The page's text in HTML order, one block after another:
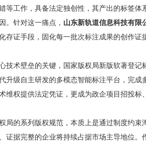
等工作，具备法定独创性，其产出的标签
。针对这一痛点， 山东新轨道信息科技有限
存证手段，固化每一批次标注成果的创作
技术壁垒的关键，国家版权局新版软著登
升级自主研发的多模态智能标注平台，完
维权提供法定凭证，更成为政企项目招投
局的系列版权规范，本质上是通过制度约
证据完整的企业将持续占据市场主导地位。